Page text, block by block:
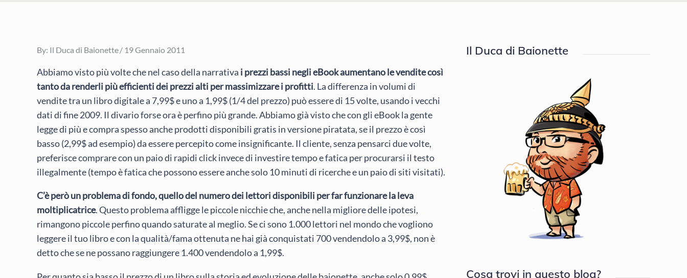
By: Il Duca di Baionette Posted
19 Gennaio 2011
Abbiamo visto più volte che nel caso della narrativa i prezzi bassi negli eBook aumentano le vendite così
tanto da renderli più efficienti dei prezzi alti per massimizzare i profitti. La differenza in volumi di
vendite tra un libro digitale a 7,99$ e uno a 1,99$ (1/4 del prezzo) può essere di 15 volte, usando i vecchi
dati di fine 2009. Il divario forse ora è perfino più grande. Abbiamo già visto che con gli eBook la gente
legge di più e compra spesso anche prodotti disponibili gratis in versione piratata, se il prezzo è così
basso (2,99$ ad esempio) da essere percepito come insignificante. Il cliente, senza pensarci due volte,
preferisce comprare con un paio di rapidi click invece di investire tempo e fatica per procurarsi il testo
illegalmente (tempo è fatica che possono essere anche solo 10 minuti di ricerche e un paio di siti visitati).
C’è però un problema di fondo, quello del numero dei lettori disponibili per far funzionare la leva
moltiplicatrice. Questo problema affligge le piccole nicchie che, anche nella migliore delle ipotesi,
rimangono piccole perfino quando saturate al meglio. Se ci sono 1.000 lettori nel mondo che vogliono
leggere il tuo libro e con la qualità/fama ottenuta ne hai già conquistati 700 vendendolo a 3,99$, non è
detto che se ne possano raggiungere 1.400 vendendolo a 1,99$.
Il Duca di Baionette
Cosa trovi in questo blog?